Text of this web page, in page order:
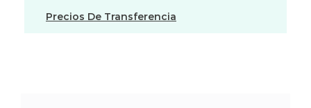
Precios De Transferencia